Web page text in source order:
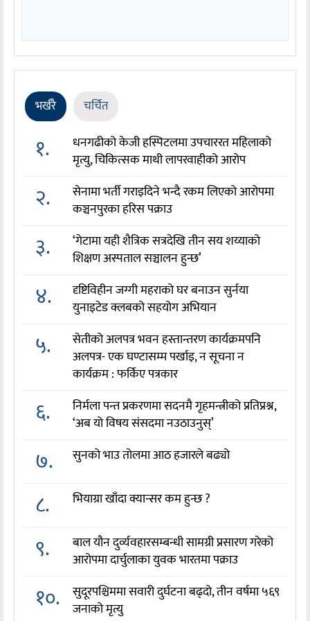
भर्खरै चर्चित
१.
धनगढीको केजी हस्पिटलमा उपचाररत महिलाको
मृत्यु, चिकित्सक माथी लापरवाहीको आरोप
२.
सेनामा भर्ती गराइदिने भन्दै रकम लिएको आरोपमा
कञ्चनपुरका हरिस पक्राउ
३.
‘गेटामा यही शैत्रिक सत्रदेखि तीन सय शय्याको
शिक्षण अस्पताल सञ्चालन हुन्छ’
४.
दृष्टिविहीन जग्गी महराको घर बनाउन सुर्नया
युनाइटेड क्लबको सहयोग अभियान
५.
सेतीको अलपत्र भवन हस्तान्तरण कार्यक्रमपनि
अलपत्र- एक घण्टासम्म पर्खाइ, न सूचना न
कार्यक्रम : फर्किए पत्रकार
६.
निर्मला पन्त प्रकरणमा सदनमै गृहमन्त्रीको प्रतिप्रश्न,
‘अब यो विषय संसदमा नउठाउनुस्’
७. सुनको भाउ तोलमा आठ हजारले बढ्यो
८. भियाग्रा खाँदा क्यान्सर कम हुन्छ ?
९.
बाल यौन दुर्व्यवहारसम्बन्धी सामग्री प्रसारण गरेको
आरोपमा दार्चुलाका युवक भारतमा पक्राउ
१०.
सुदूरपश्चिममा सवारी दुर्घटना बढ्दो, तीन वर्षमा ५६९
जनाको मृत्यु